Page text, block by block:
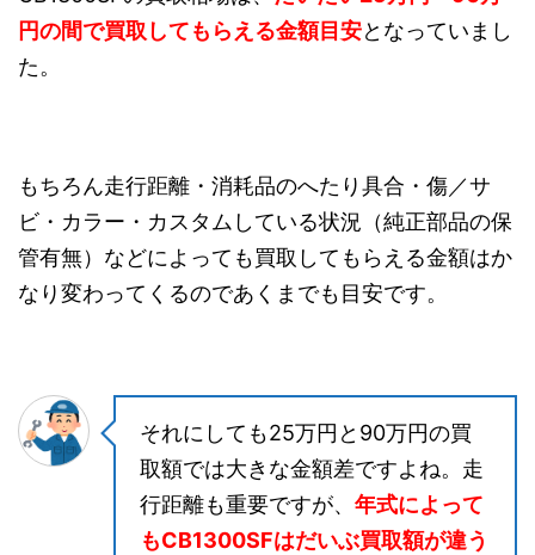
円の間で買取してもらえる金額目安となっていまし
た。
もちろん走行距離・消耗品のへたり具合・傷／サ
ビ・カラー・カスタムしている状況（純正部品の保
管有無）などによっても買取してもらえる金額はか
なり変わってくるのであくまでも目安です。
それにしても25万円と90万円の買
取額では大きな金額差ですよね。走
行距離も重要ですが、 年式によって
もCB1300SFはだいぶ買取額が違う